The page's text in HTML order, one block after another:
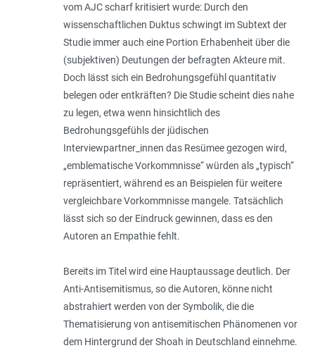
vom AJC scharf kritisiert wurde: Durch den
wissenschaftlichen Duktus schwingt im Subtext der
Studie immer auch eine Portion Erhabenheit über die
(subjektiven) Deutungen der befragten Akteure mit.
Doch lässt sich ein Bedrohungsgefühl quantitativ
belegen oder entkräften? Die Studie scheint dies nahe
zu legen, etwa wenn hinsichtlich des
Bedrohungsgefühls der jüdischen
Interviewpartner_innen das Resümee gezogen wird,
„emblematische Vorkommnisse“ würden als „typisch“
repräsentiert, während es an Beispielen für weitere
vergleichbare Vorkommnisse mangele. Tatsächlich
lässt sich so der Eindruck gewinnen, dass es den
Autoren an Empathie fehlt.
Bereits im Titel wird eine Hauptaussage deutlich. Der
Anti-Antisemitismus, so die Autoren, könne nicht
abstrahiert werden von der Symbolik, die die
Thematisierung von antisemitischen Phänomenen vor
dem Hintergrund der Shoah in Deutschland einnehme.